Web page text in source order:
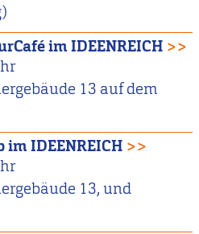
im IDEENREICH >>
13 auf dem
im IDEENREICH >>
13, und